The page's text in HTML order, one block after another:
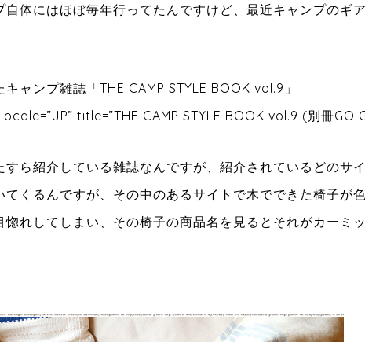
体にはほぼ毎年行ってたんですけど、最近キャンプのギ
ャンプ雑誌「THE CAMP STYLE BOOK vol.9」
title=”THE CAMP STYLE BOOK vol.9 (別冊GO
ら紹介している雑誌なんですが、紹介されているどのサ
くるんですが、その中のあるサイトで木でできた椅子が
れしてしまい、その椅子の商品名を見るとそれがカーミ